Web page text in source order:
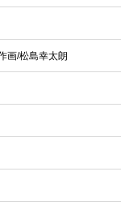
画/松島幸太朗